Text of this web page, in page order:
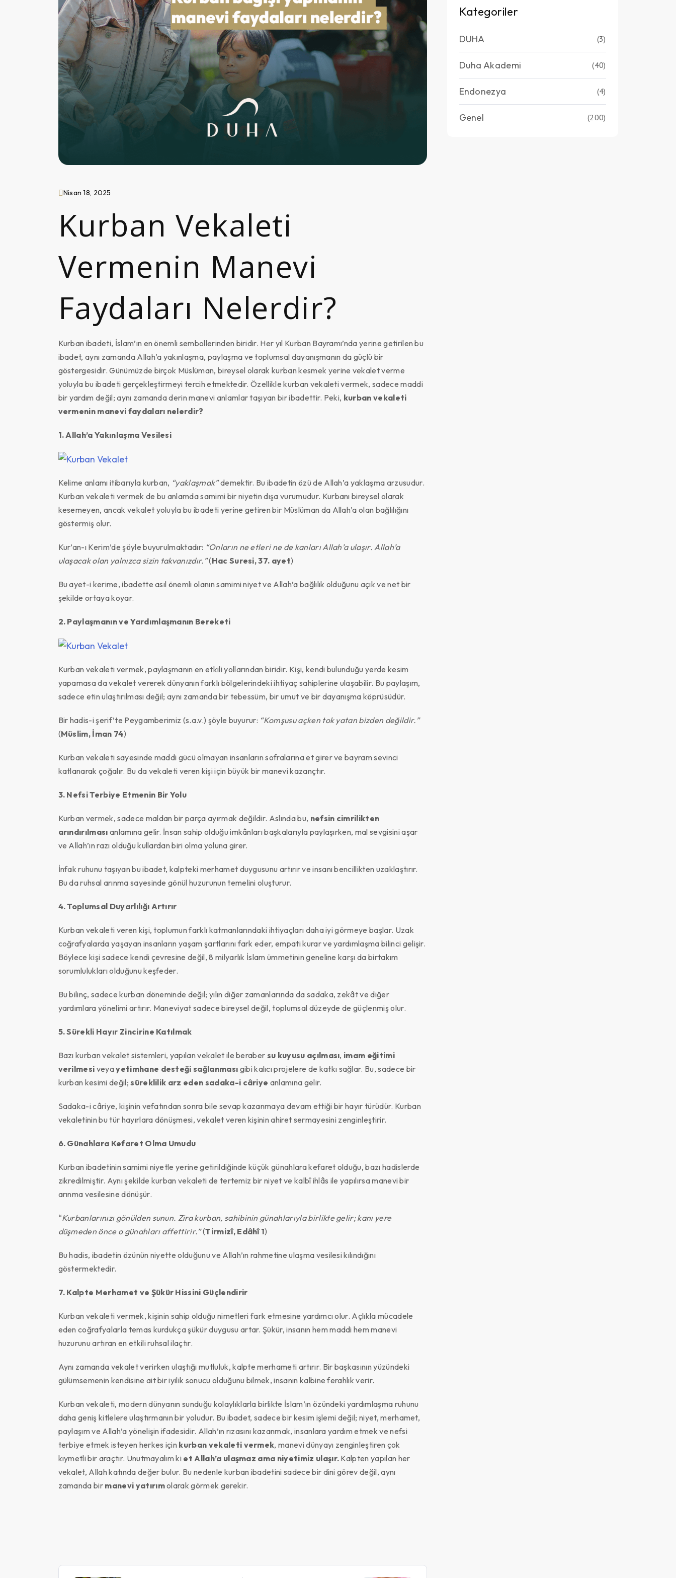
Nisan 18, 2025
Kurban Vekaleti
Vermenin Manevi
Faydaları Nelerdir?
Kurban ibadeti, İslam’ın en önemli sembollerinden biridir. Her yıl Kurban Bayramı’nda yerine getirilen bu
ibadet, aynı zamanda Allah’a yakınlaşma, paylaşma ve toplumsal dayanışmanın da güçlü bir
göstergesidir. Günümüzde birçok Müslüman, bireysel olarak kurban kesmek yerine vekalet verme
yoluyla bu ibadeti gerçekleştirmeyi tercih etmektedir. Özellikle kurban vekaleti vermek, sadece maddi
bir yardım değil; aynı zamanda derin manevi anlamlar taşıyan bir ibadettir. Peki, kurban vekaleti
vermenin manevi faydaları nelerdir?
1. Allah’a Yakınlaşma Vesilesi
Kelime anlamı itibarıyla kurban, “yaklaşmak”demektir. Bu ibadetin özü de Allah’a yaklaşma arzusudur.
Kurban vekaleti vermek de bu anlamda samimi bir niyetin dışa vurumudur. Kurbanı bireysel olarak
kesemeyen, ancak vekalet yoluyla bu ibadeti yerine getiren bir Müslüman da Allah’a olan bağlılığını
göstermiş olur.
Kur’an-ı Kerim’de şöyle buyurulmaktadır: “Onların ne etleri ne de kanları Allah’a ulaşır. Allah’a
ulaşacak olan yalnızca sizin takvanızdır.”(Hac Suresi, 37. ayet)
Bu ayet-i kerime, ibadette asıl önemli olanın samimi niyet ve Allah’a bağlılık olduğunu açık ve net bir
şekilde ortaya koyar.
2. Paylaşmanın ve Yardımlaşmanın Bereketi
Kurban vekaleti vermek, paylaşmanın en etkili yollarından biridir. Kişi, kendi bulunduğu yerde kesim
yapamasa da vekalet vererek dünyanın farklı bölgelerindeki ihtiyaç sahiplerine ulaşabilir. Bu paylaşım,
sadece etin ulaştırılması değil; aynı zamanda bir tebessüm, bir umut ve bir dayanışma köprüsüdür.
Bir hadis-i şerif’te Peygamberimiz (s.a.v.) şöyle buyurur: “Komşusu açken tok yatan bizden değildir.”
(Müslim, İman 74)
Kurban vekaleti sayesinde maddi gücü olmayan insanların sofralarına et girer ve bayram sevinci
katlanarak çoğalır. Bu da vekaleti veren kişi için büyük bir manevi kazançtır.
3. Nefsi Terbiye Etmenin Bir Yolu
Kurban vermek, sadece maldan bir parça ayırmak değildir. Aslında bu, nefsin cimrilikten
arındırılması anlamına gelir. İnsan sahip olduğu imkânları başkalarıyla paylaşırken, mal sevgisini aşar
ve Allah’ın razı olduğu kullardan biri olma yoluna girer.
İnfak ruhunu taşıyan bu ibadet, kalpteki merhamet duygusunu artırır ve insanı bencillikten uzaklaştırır.
Bu da ruhsal arınma sayesinde gönül huzurunun temelini oluşturur.
4. Toplumsal Duyarlılığı Artırır
Kurban vekaleti veren kişi, toplumun farklı katmanlarındaki ihtiyaçları daha iyi görmeye başlar. Uzak
coğrafyalarda yaşayan insanların yaşam şartlarını fark eder, empati kurar ve yardımlaşma bilinci gelişir.
Böylece kişi sadece kendi çevresine değil, 8 milyarlık İslam ümmetinin geneline karşı da birtakım
sorumlulukları olduğunu keşfeder.
Bu bilinç, sadece kurban döneminde değil; yılın diğer zamanlarında da sadaka, zekât ve diğer
yardımlara yönelimi artırır. Maneviyat sadece bireysel değil, toplumsal düzeyde de güçlenmiş olur.
5. Sürekli Hayır Zincirine Katılmak
Bazı kurban vekalet sistemleri, yapılan vekalet ile beraber su kuyusu açılması, imam eğitimi
verilmesi veyayetimhane desteği sağlanması gibi kalıcı projelere de katkı sağlar. Bu, sadece bir
kurban kesimi değil;süreklilik arz eden sadaka-i câriye anlamına gelir.
Sadaka-i câriye, kişinin vefatından sonra bile sevap kazanmaya devam ettiği bir hayır türüdür. Kurban
vekaletinin bu tür hayırlara dönüşmesi, vekalet veren kişinin ahiret sermayesini zenginleştirir.
6. Günahlara Kefaret Olma Umudu
Kurban ibadetinin samimi niyetle yerine getirildiğinde küçük günahlara kefaret olduğu, bazı hadislerde
zikredilmiştir. Aynı şekilde kurban vekaleti de tertemiz bir niyet ve kalbî ihlâs ile yapılırsa manevi bir
arınma vesilesine dönüşür.
“Kurbanlarınızı gönülden sunun. Zira kurban, sahibinin günahlarıyla birlikte gelir; kanı yere
düşmeden önce o günahları affettirir.”(Tirmizî, Edâhî 1)
Bu hadis, ibadetin özünün niyette olduğunu ve Allah’ın rahmetine ulaşma vesilesi kılındığını
göstermektedir.
7. Kalpte Merhamet ve Şükür Hissini Güçlendirir
Kurban vekaleti vermek, kişinin sahip olduğu nimetleri fark etmesine yardımcı olur. Açlıkla mücadele
eden coğrafyalarla temas kurdukça şükür duygusu artar. Şükür, insanın hem maddi hem manevi
huzurunu artıran en etkili ruhsal ilaçtır.
Aynı zamanda vekalet verirken ulaştığı mutluluk, kalpte merhameti artırır. Bir başkasının yüzündeki
gülümsemenin kendisine ait bir iyilik sonucu olduğunu bilmek, insanın kalbine ferahlık verir.
Kurban vekaleti, modern dünyanın sunduğu kolaylıklarla birlikte İslam’ın özündeki yardımlaşma ruhunu
daha geniş kitlelere ulaştırmanın bir yoludur. Bu ibadet, sadece bir kesim işlemi değil; niyet, merhamet,
paylaşım ve Allah’a yönelişin ifadesidir. Allah’ın rızasını kazanmak, insanlara yardım etmek ve nefsi
terbiye etmek isteyen herkes için kurban vekaleti vermek, manevi dünyayı zenginleştiren çok
kıymetli bir araçtır. Unutmayalım ki et Allah’a ulaşmaz ama niyetimiz ulaşır. Kalpten yapılan her
vekalet, Allah katında değer bulur. Bu nedenle kurban ibadetini sadece bir dini görev değil, aynı
zamanda bir manevi yatırımolarak görmek gerekir.
Kategoriler
DUHA (3)
Duha Akademi (40)
Endonezya (4)
Genel (200)